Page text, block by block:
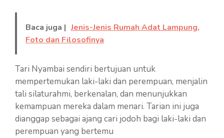
Baca juga | Jenis-Jenis Rumah Adat Lampung,
Foto dan Filosofinya
Tari Nyambai sendiri bertujuan untuk
mempertemukan laki-laki dan perempuan, menjalin
tali silaturahmi, berkenalan, dan menunjukkan
kemampuan mereka dalam menari. Tarian ini juga
dianggap sebagai ajang cari jodoh bagi laki-laki dan
perempuan yang bertemu